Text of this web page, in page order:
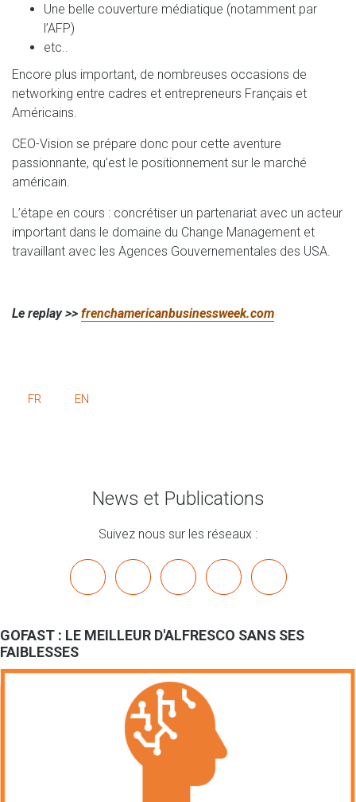
Une belle couverture médiatique (notamment par
l’AFP)
etc..
Encore plus important, de nombreuses occasions de
networking entre cadres et entrepreneurs Français et
Américains.
CEO-Vision se prépare donc pour cette aventure
passionnante, qu’est le positionnement sur le marché
américain.
L’étape en cours : concrétiser un partenariat avec un acteur
important dans le domaine du Change Management et
travaillant avec les Agences Gouvernementales des USA.
Le replay >> frenchamericanbusinessweek.com
FR EN
News et Publications
Suivez nous sur les réseaux :
linkedinyoutubebluesky mastodon
GOFAST : LE MEILLEUR D'ALFRESCO SANS SES
FAIBLESSES